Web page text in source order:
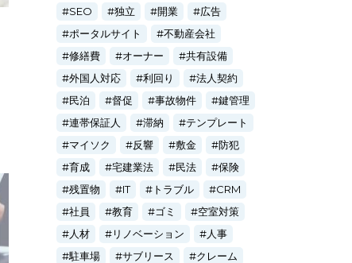
SEO
独立 開業
広告
ポータルサイト
不動産会社
修繕費
オーナー
共有設備
外国人対応
利回り
法人契約
民泊
督促 事故物件
鍵管理
連帯保証人
滞納
テンプレート
マイソク
反響 敷金
防犯
育成
宅建業法 民法
保険
残置物
IT トラブル
CRM
社員
教育 ゴミ
空室対策
人材
リノベーション
人事
駐車場
サブリース
クレーム